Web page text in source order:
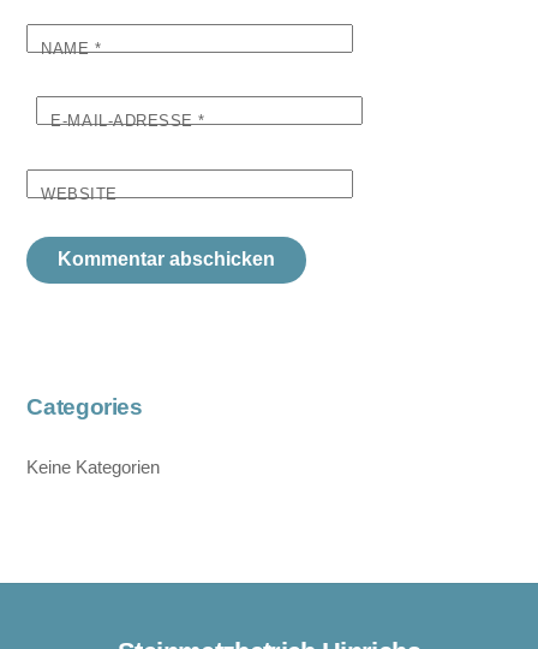
NAME*
E-MAIL-ADRESSE*
WEBSITE
Categories
Keine Kategorien